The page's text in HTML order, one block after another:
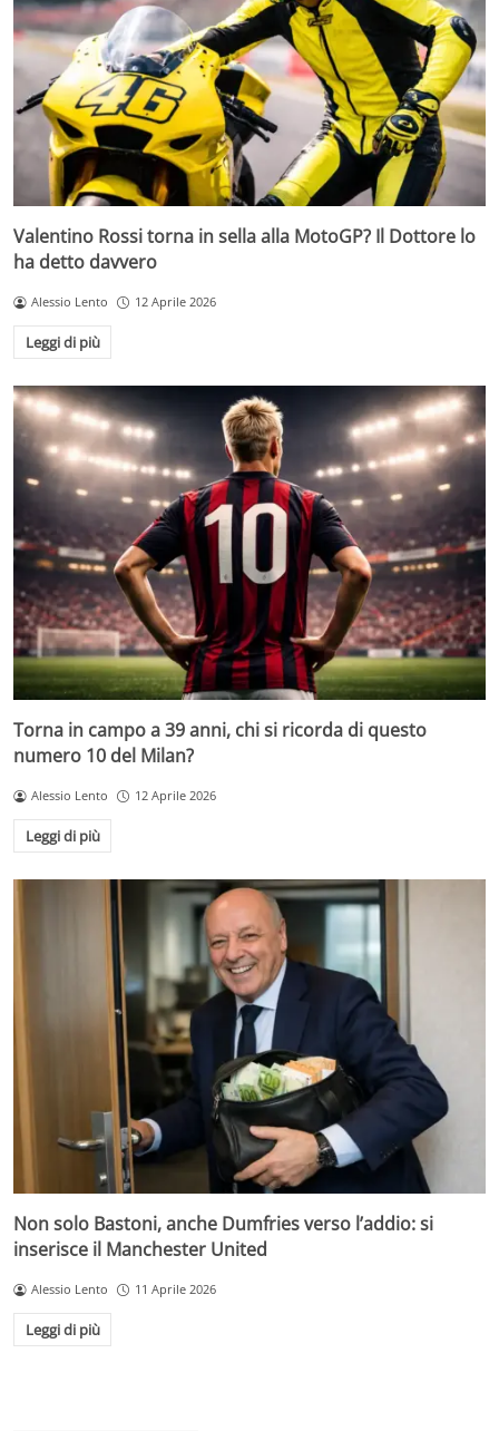
Valentino Rossi torna in sella alla MotoGP? Il Dottore lo
ha detto davvero
Alessio Lento 12 Aprile 2026
Leggi di più
Torna in campo a 39 anni, chi si ricorda di questo
numero 10 del Milan?
Alessio Lento 12 Aprile 2026
Leggi di più
Non solo Bastoni, anche Dumfries verso l’addio: si
inserisce il Manchester United
Alessio Lento 11 Aprile 2026
Leggi di più